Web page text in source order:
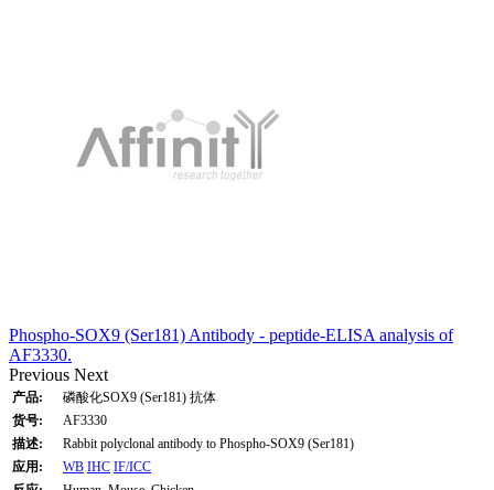
Phospho-SOX9 (Ser181) Antibody - peptide-ELISA analysis of
AF3330.
Previous Next
产品:
磷酸化SOX9 (Ser181) 抗体
货号:
AF3330
描述:
Rabbit polyclonal antibody to Phospho-SOX9 (Ser181)
应用:
WB IHC IF/ICC